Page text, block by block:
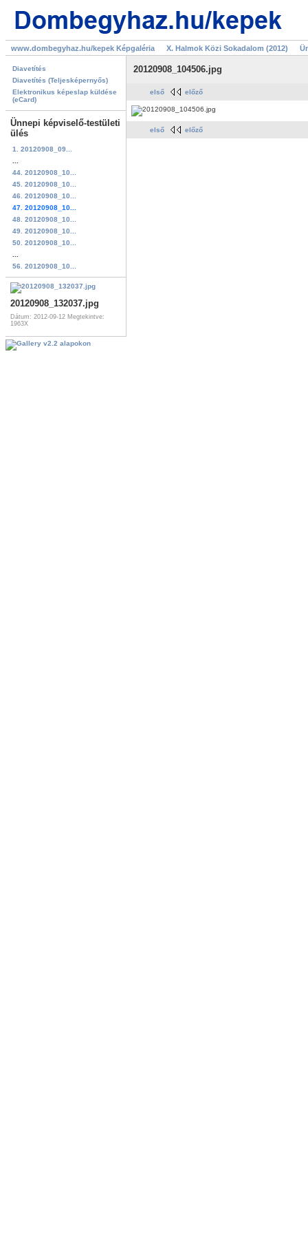
www.dombegyhaz.hu/kepek Képgaléria X. Halmok Közi Sokadalom (2012)
Diavetítés
Diavetítés (Teljesképernyős)
Elektronikus képeslap küldése
(eCard)
Ünnepi képviselő-testületi
ülés
1. 20120908_09...
44. 20120908_10...
45. 20120908_10...
46. 20120908_10...
47. 20120908_10...
48. 20120908_10...
49. 20120908_10...
50. 20120908_10...
56. 20120908_10...
20120908_132037.jpg
Dátum: 2012-09-12 Megtekintve:
1963X
20120908_104506.jpg
első előző
első előző